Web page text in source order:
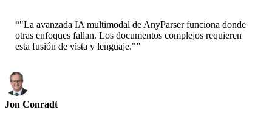
“"La avanzada IA multimodal de AnyParser funciona donde
otras enfoques fallan. Los documentos complejos requieren
esta fusión de vista y lenguaje."”
Jon Conradt